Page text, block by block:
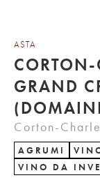
ASTA
GRAND
Corton-
AGRUMI
VINO DA